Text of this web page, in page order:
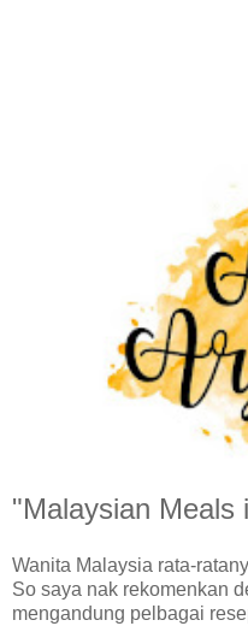
"Malaysian Meals
Wanita Malaysia rata-
So saya nak rekomenkan
mengandung pelbagai